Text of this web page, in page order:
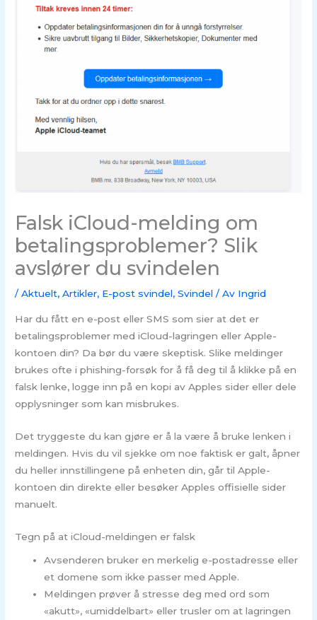
Falsk iCloud-melding om
betalingsproblemer? Slik
avslører du svindelen
/Aktuelt,Artikler, E-post svindel,Svindel / Av Ingrid
Har du fått en e-post eller SMS som sier at det er
betalingsproblemer med iCloud-lagringen eller Apple-
kontoen din? Da bør du være skeptisk. Slike meldinger
brukes ofte i phishing-forsøk for å få deg til å klikke på en
falsk lenke, logge inn på en kopi av Apples sider eller dele
opplysninger som kan misbrukes.
Det tryggeste du kan gjøre er å la være å bruke lenken i
meldingen. Hvis du vil sjekke om noe faktisk er galt, åpner
du heller innstillingene på enheten din, går til Apple-
kontoen din direkte eller besøker Apples offisielle sider
manuelt.
Tegn på at iCloud-meldingen er falsk
Avsenderen bruker en merkelig e-postadresse eller
et domene som ikke passer med Apple.
Meldingen prøver å stresse deg med ord som
«akutt», «umiddelbart» eller trusler om at lagringen